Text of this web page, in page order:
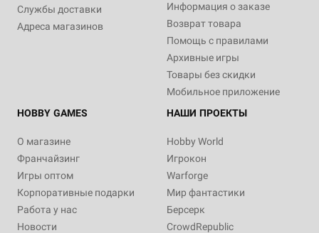
Службы доставки
Адреса магазинов
Информация о заказе
Возврат товара
Помощь с правилами
Архивные игры
Товары без скидки
Мобильное приложение
HOBBY GAMES
О магазине
Франчайзинг
Игры оптом
Корпоративные подарки
Работа у нас
Новости
НАШИ ПРОЕКТЫ
Hobby World
Игрокон
Warforge
Мир фантастики
Берсерк
CrowdRepublic